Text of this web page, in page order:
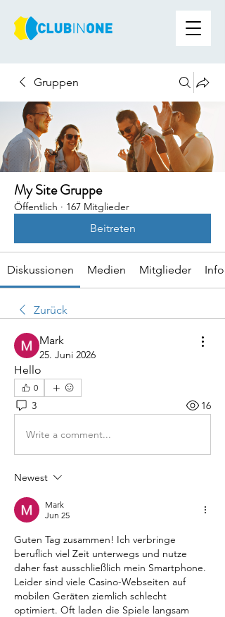
Gruppen
My Site Gruppe
Öffentlich · 167 Mitglieder
Beitreten
Diskussionen Medien Mitglieder Info
Zurück
Mark
25. Juni 2026
Hello
0
3 16
Write a comment...
Newest
Mark
Jun 25
Guten Tag zusammen! Ich verbringe
beruflich viel Zeit unterwegs und nutze
daher fast ausschließlich mein Smartphone.
Leider sind viele Casino-Webseiten auf
mobilen Geräten ziemlich schlecht
optimiert. Oft laden die Spiele langsam